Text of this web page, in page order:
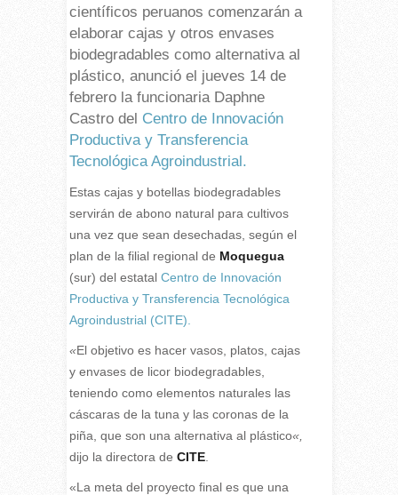
científicos peruanos comenzarán a
elaborar cajas y otros envases
biodegradables como alternativa al
plástico, anunció el jueves 14 de
febrero la funcionaria Daphne
Castro del Centro de Innovación
Productiva y Transferencia
Tecnológica Agroindustrial.
Estas cajas y botellas biodegradables
servirán de abono natural para cultivos
una vez que sean desechadas, según el
plan de la filial regional de Moquegua
(sur) del estatal Centro de Innovación
Productiva y Transferencia Tecnológica
Agroindustrial (CITE).
«El objetivo es hacer vasos, platos, cajas
y envases de licor biodegradables,
teniendo como elementos naturales las
cáscaras de la tuna y las coronas de la
piña, que son una alternativa al plástico«,
dijo la directora de CITE.
«La meta del proyecto final es que una